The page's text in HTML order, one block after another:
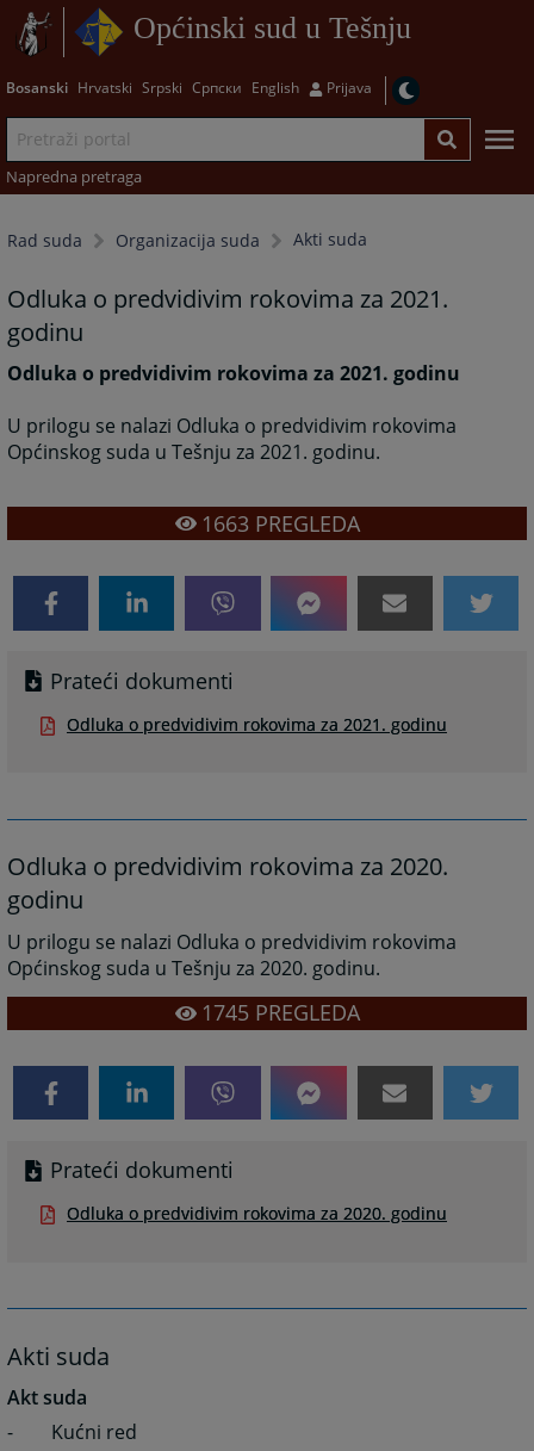
Općinski sud u Tešnju
Bosanski Hrvatski Srpski Српски English Prijava
Napredna pretraga
Rad suda Organizacija suda Akti suda
Odluka o predvidivim rokovima za 2021.
godinu
Odluka o predvidivim rokovima za 2021. godinu
U prilogu se nalazi Odluka o predvidivim rokovima
Općinskog suda u Tešnju za 2021. godinu.
1663PREGLEDA
Prateći dokumenti
Odluka o predvidivim rokovima za 2021. godinu
Odluka o predvidivim rokovima za 2020.
godinu
U prilogu se nalazi Odluka o predvidivim rokovima
Općinskog suda u Tešnju za 2020. godinu.
1745PREGLEDA
Prateći dokumenti
Odluka o predvidivim rokovima za 2020. godinu
Akti suda
Akt suda
- Kućni red